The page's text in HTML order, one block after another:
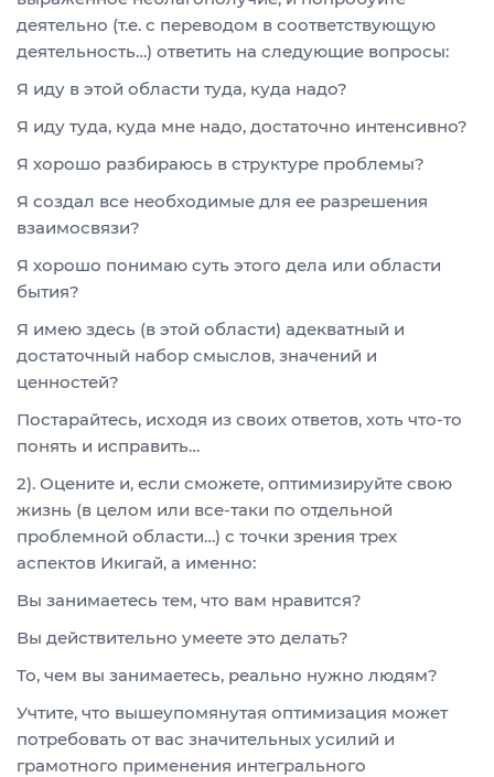
деятельно (т.е. с переводом в соответствующую
деятельность…) ответить на следующие вопросы:
Я иду в этой области туда, куда надо?
Я иду туда, куда мне надо, достаточно интенсивно?
Я хорошо разбираюсь в структуре проблемы?
Я создал все необходимые для ее разрешения
взаимосвязи?
Я хорошо понимаю суть этого дела или области
бытия?
Я имею здесь (в этой области) адекватный и
достаточный набор смыслов, значений и
ценностей?
Постарайтесь, исходя из своих ответов, хоть что-то
понять и исправить…
2). Оцените и, если сможете, оптимизируйте свою
жизнь (в целом или все-таки по отдельной
проблемной области…) с точки зрения трех
аспектов Икигай, а именно:
Вы занимаетесь тем, что вам нравится?
Вы действительно умеете это делать?
То, чем вы занимаетесь, реально нужно людям?
Учтите, что вышеупомянутая оптимизация может
потребовать от вас значительных усилий и
грамотного применения интегрального